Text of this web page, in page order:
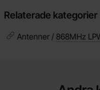
Relaterade kategorier
Antenner / 868MHz